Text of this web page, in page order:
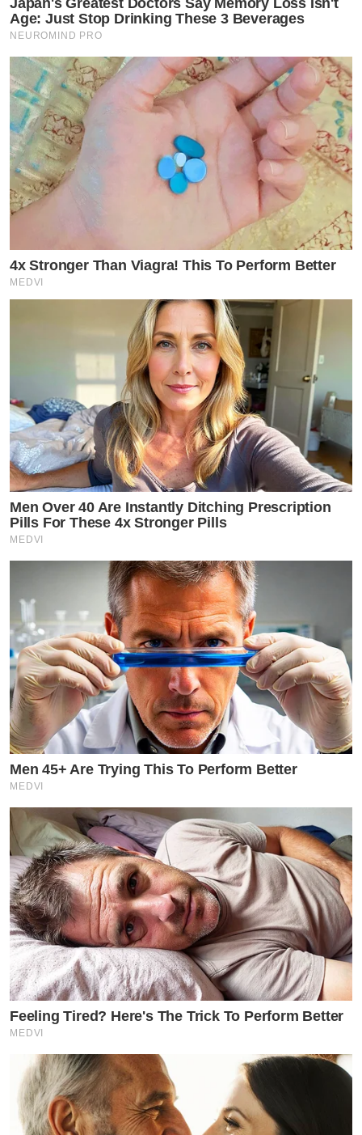
by TVPOOL ONLINE
Age: Just Stop Drinking These 3 Beverages
NEUROMIND PRO
4x Stronger Than Viagra! This To Perform Better
MEDVI
Men Over 40 Are Instantly Ditching Prescription
Pills For These 4x Stronger Pills
MEDVI
Men 45+ Are Trying This To Perform Better
MEDVI
Feeling Tired? Here's The Trick To Perform Better
MEDVI